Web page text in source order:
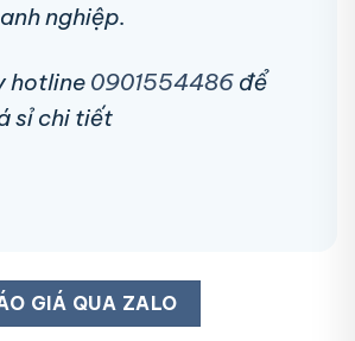
nghiệp.
hotline 0901554486 để
sỉ chi tiết
GIÁ QUA ZALO